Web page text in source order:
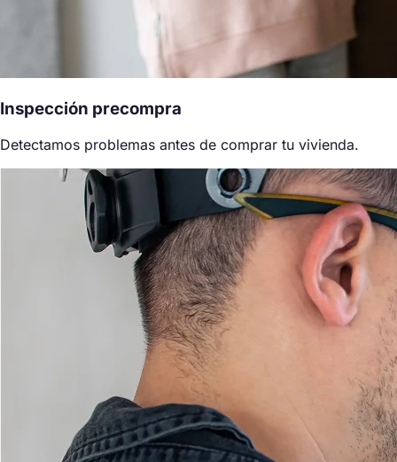
Inspección precompra
Detectamos problemas antes de comprar tu vivienda.